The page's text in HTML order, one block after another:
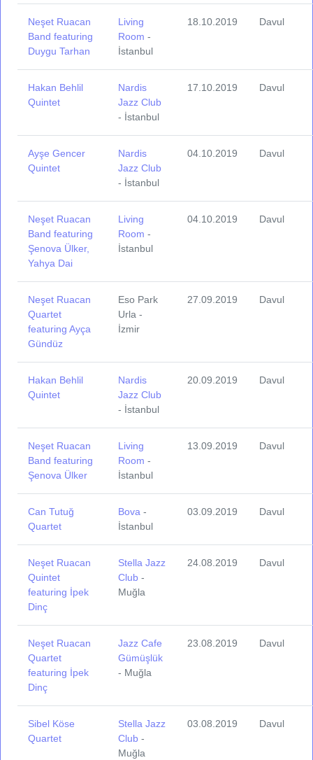
Neşet Ruacan
Band featuring
Duygu Tarhan
Living
Room -
İstanbul
18.10.2019 Davul
Hakan Behlil
Quintet
Nardis
Jazz Club
- İstanbul
17.10.2019 Davul
Ayşe Gencer
Quintet
Nardis
Jazz Club
- İstanbul
04.10.2019 Davul
Neşet Ruacan
Band featuring
Şenova Ülker,
Yahya Dai
Living
Room -
İstanbul
04.10.2019 Davul
Neşet Ruacan
Quartet
featuring Ayça
Gündüz
Eso Park
Urla -
İzmir
27.09.2019 Davul
Hakan Behlil
Quintet
Nardis
Jazz Club
- İstanbul
20.09.2019 Davul
Neşet Ruacan
Band featuring
Şenova Ülker
Living
Room -
İstanbul
13.09.2019 Davul
Can Tutuğ
Quartet
Bova -
İstanbul
03.09.2019 Davul
Neşet Ruacan
Quintet
featuring İpek
Dinç
Stella Jazz
Club -
Muğla
24.08.2019 Davul
Neşet Ruacan
Quartet
featuring İpek
Dinç
Jazz Cafe
Gümüşlük
- Muğla
23.08.2019 Davul
Sibel Köse
Quartet
Stella Jazz
Club -
Muğla
03.08.2019 Davul